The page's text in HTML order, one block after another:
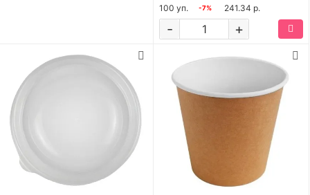
100 уп.
-7% 241.34 р.
+
-